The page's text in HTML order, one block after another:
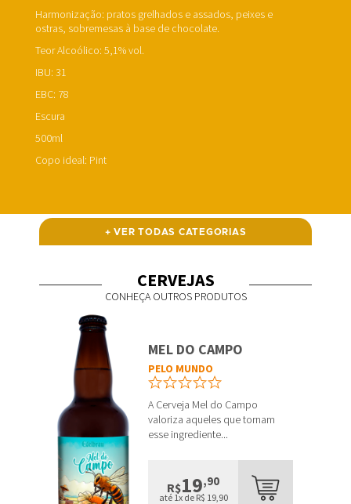
Harmonização: pratos grelhados e assados, peixes e
ostras, sobremesas à base de chocolate.
Teor Alcoólico: 5,1% vol.
IBU: 31
EBC: 78
Escura
500ml
Copo ideal: Pint
+ VER TODAS CATEGORIAS
CERVEJAS
CONHEÇA OUTROS PRODUTOS
MEL DO CAMPO
PELO MUNDO
A Cerveja Mel do Campo
valoriza aqueles que tornam
esse ingrediente...
R$19,90
até 1x de R$ 19,90